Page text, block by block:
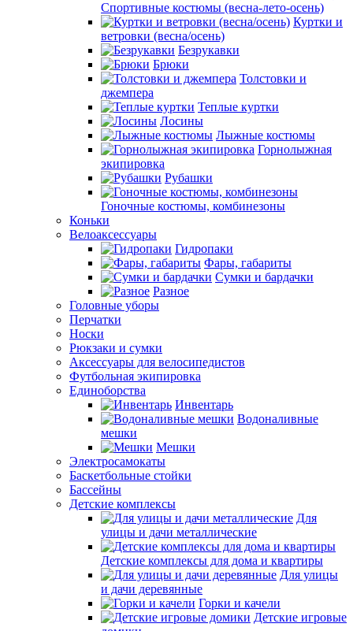
Спортивные костюмы (весна-лето-осень)
Куртки и
ветровки (весна/осень)
Безрукавки
Брюки
Толстовки и
джемпера
Теплые куртки
Лосины
Лыжные костюмы
Горнолыжная
экипировка
Рубашки
Гоночные костюмы, комбинезоны
Коньки
Велоаксессуары
Гидропаки
Фары, габариты
Сумки и бардачки
Разное
Головные уборы
Перчатки
Носки
Рюкзаки и сумки
Аксессуары для велосипедистов
Футбольная экипировка
Единоборства
Инвентарь
Водоналивные
мешки
Мешки
Электросамокаты
Баскетбольные стойки
Бассейны
Детские комплексы
Для
улицы и дачи металлические
Детские комплексы для дома и квартиры
Для улицы
и дачи деревянные
Горки и качели
Детские игровые